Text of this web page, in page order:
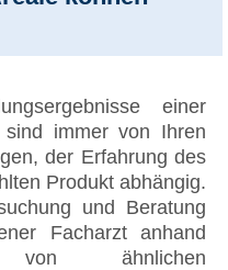
einer
sind immer von Ihren
der Erfahrung des
Produkt abhängig.
und Beratung
Facharzt anhand
von ähnlichen